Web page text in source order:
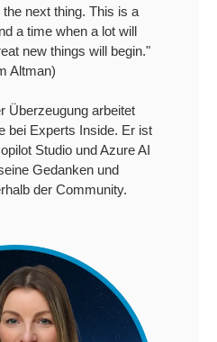
next thing. This is a
a time when a lot will
new things will begin."
Altman)
Überzeugung arbeitet
bei Experts Inside. Er ist
Studio und Azure AI
Gedanken und
der Community.